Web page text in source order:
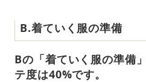
B.着ていく服の準備
Bの「着ていく服の準備
テ度は40%です。